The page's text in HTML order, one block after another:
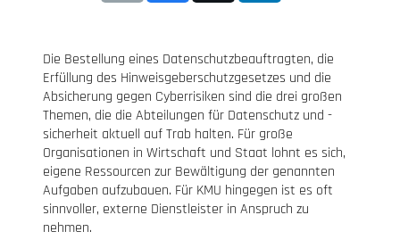
Die Bestellung eines Datenschutzbeauftragten, die
Erfüllung des Hinweisgeberschutzgesetzes und die
Absicherung gegen Cyberrisiken sind die drei großen
Themen, die die Abteilungen für Datenschutz und -
sicherheit aktuell auf Trab halten. Für große
Organisationen in Wirtschaft und Staat lohnt es sich,
eigene Ressourcen zur Bewältigung der genannten
Aufgaben aufzubauen. Für KMU hingegen ist es oft
sinnvoller, externe Dienstleister in Anspruch zu
nehmen.